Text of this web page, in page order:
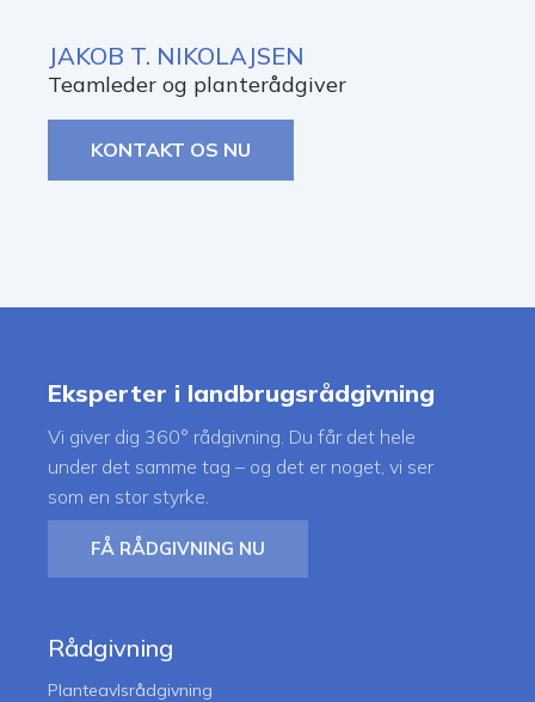
JAKOB T. NIKOLAJSEN
Teamleder og planterådgiver
KONTAKT OS NU
Eksperter i landbrugsrådgivning
Vi giver dig 360° rådgivning. Du får det hele
under det samme tag – og det er noget, vi ser
som en stor styrke.
FÅ RÅDGIVNING NU
Rådgivning
Planteavlsrådgivning